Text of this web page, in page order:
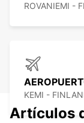
ROVANIEMI -
KEMI -
Artículos